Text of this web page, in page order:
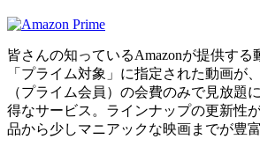
皆さんの知っているAmazonが提供する
「プライム対象」に指定された動画が
（プライム会員）の会費のみで見放題
得なサービス。ラインナップの更新性
品から少しマニアックな映画までが豊